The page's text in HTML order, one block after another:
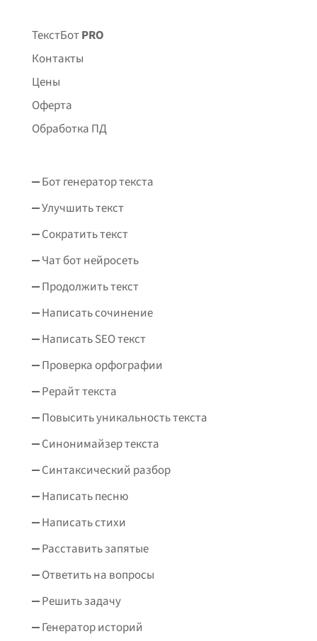
ТекстБотPRO
Контакты
Цены
Оферта
Обработка ПД
Бот генератор текста
Улучшить текст
Сократить текст
Чат бот нейросеть
Продолжить текст
Написать сочинение
Написать SEO текст
Проверка орфографии
Рерайт текста
Повысить уникальность текста
Синонимайзер текста
Синтаксический разбор
Написать песню
Написать стихи
Расставить запятые
Ответить на вопросы
Решить задачу
Генератор историй